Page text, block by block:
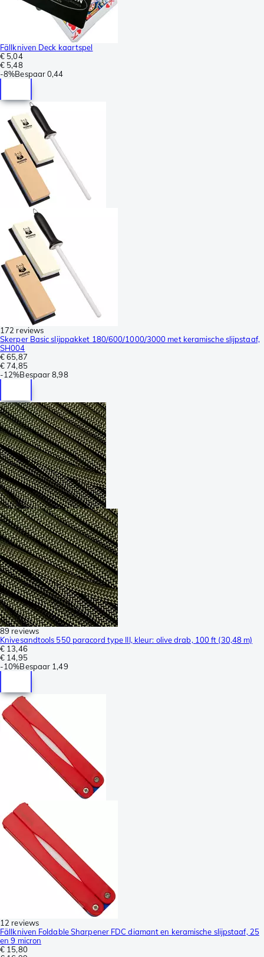
Fällkniven Deck kaartspel
€ 5,04
€ 5,48
-8%Bespaar0,44
172 reviews
Skerper Basic slijppakket 180/600/1000/3000 met keramische slijpstaaf,
SH004
€ 65,87
€ 74,85
-12%Bespaar 8,98
89 reviews
Knivesandtools 550 paracord type III, kleur: olive drab, 100 ft (30,48 m)
€ 13,46
€ 14,95
-10%Bespaar 1,49
12 reviews
Fällkniven Foldable Sharpener FDC diamant en keramische slijpstaaf, 25
en 9 micron
€ 15,80